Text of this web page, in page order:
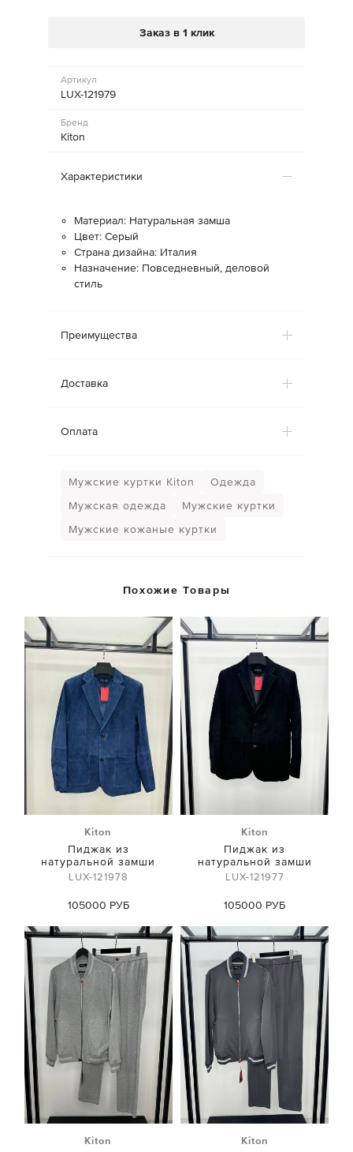
Заказ в 1 клик
Артикул
LUX-121979
Бренд
Kiton
Характеристики
Материал: Натуральная замша
Цвет: Серый
Страна дизайна: Италия
Назначение: Повседневный, деловой
стиль
Преимущества
Доставка
Оплата
Мужские куртки Kiton
Одежда
Мужская одежда
Мужские куртки
Мужские кожаные куртки
Похожие Товары
Kiton
Пиджак из
натуральной замши
LUX-121978
105000 РУБ
Kiton
Пиджак из
натуральной замши
LUX-121977
105000 РУБ
Kiton Kiton